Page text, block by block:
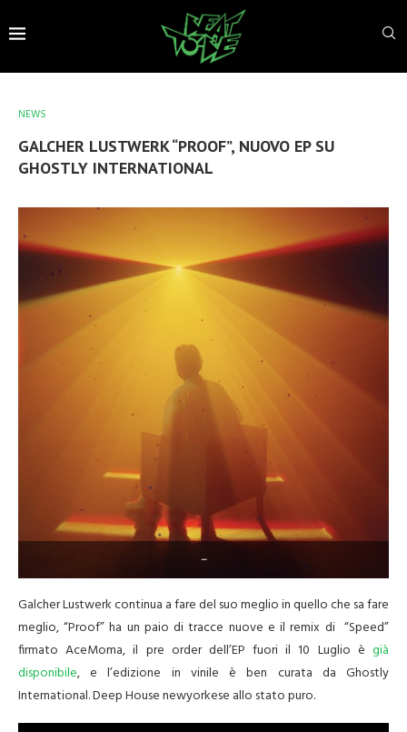
NEWS
GALCHER LUSTWERK “PROOF”, NUOVO EP SU
GHOSTLY INTERNATIONAL
–
Galcher Lustwerk continua a fare del suo meglio in quello che sa fare
meglio, “Proof” ha un paio di tracce nuove e il remix di “Speed”
firmato AceMoma, il pre order dell’EP fuori il 10 Luglio è già
disponibile, e l’edizione in vinile è ben curata da Ghostly
International. Deep House newyorkese allo stato puro.